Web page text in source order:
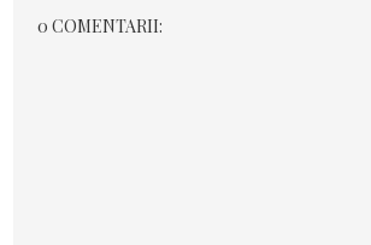
0 COMENTARII: